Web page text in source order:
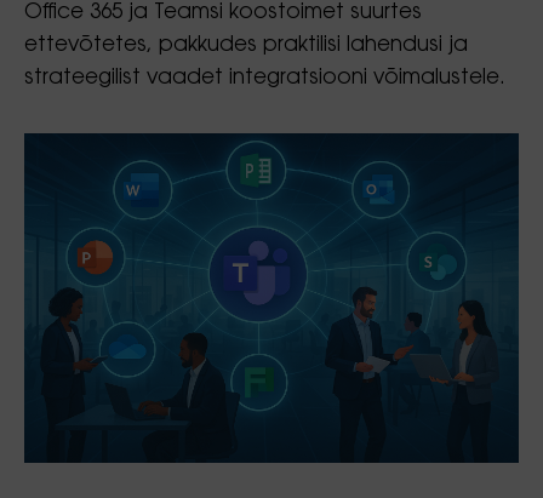
Office 365 ja Teamsi koostoimet suurtes
ettevõtetes, pakkudes praktilisi lahendusi ja
strateegilist vaadet integratsiooni võimalustele.